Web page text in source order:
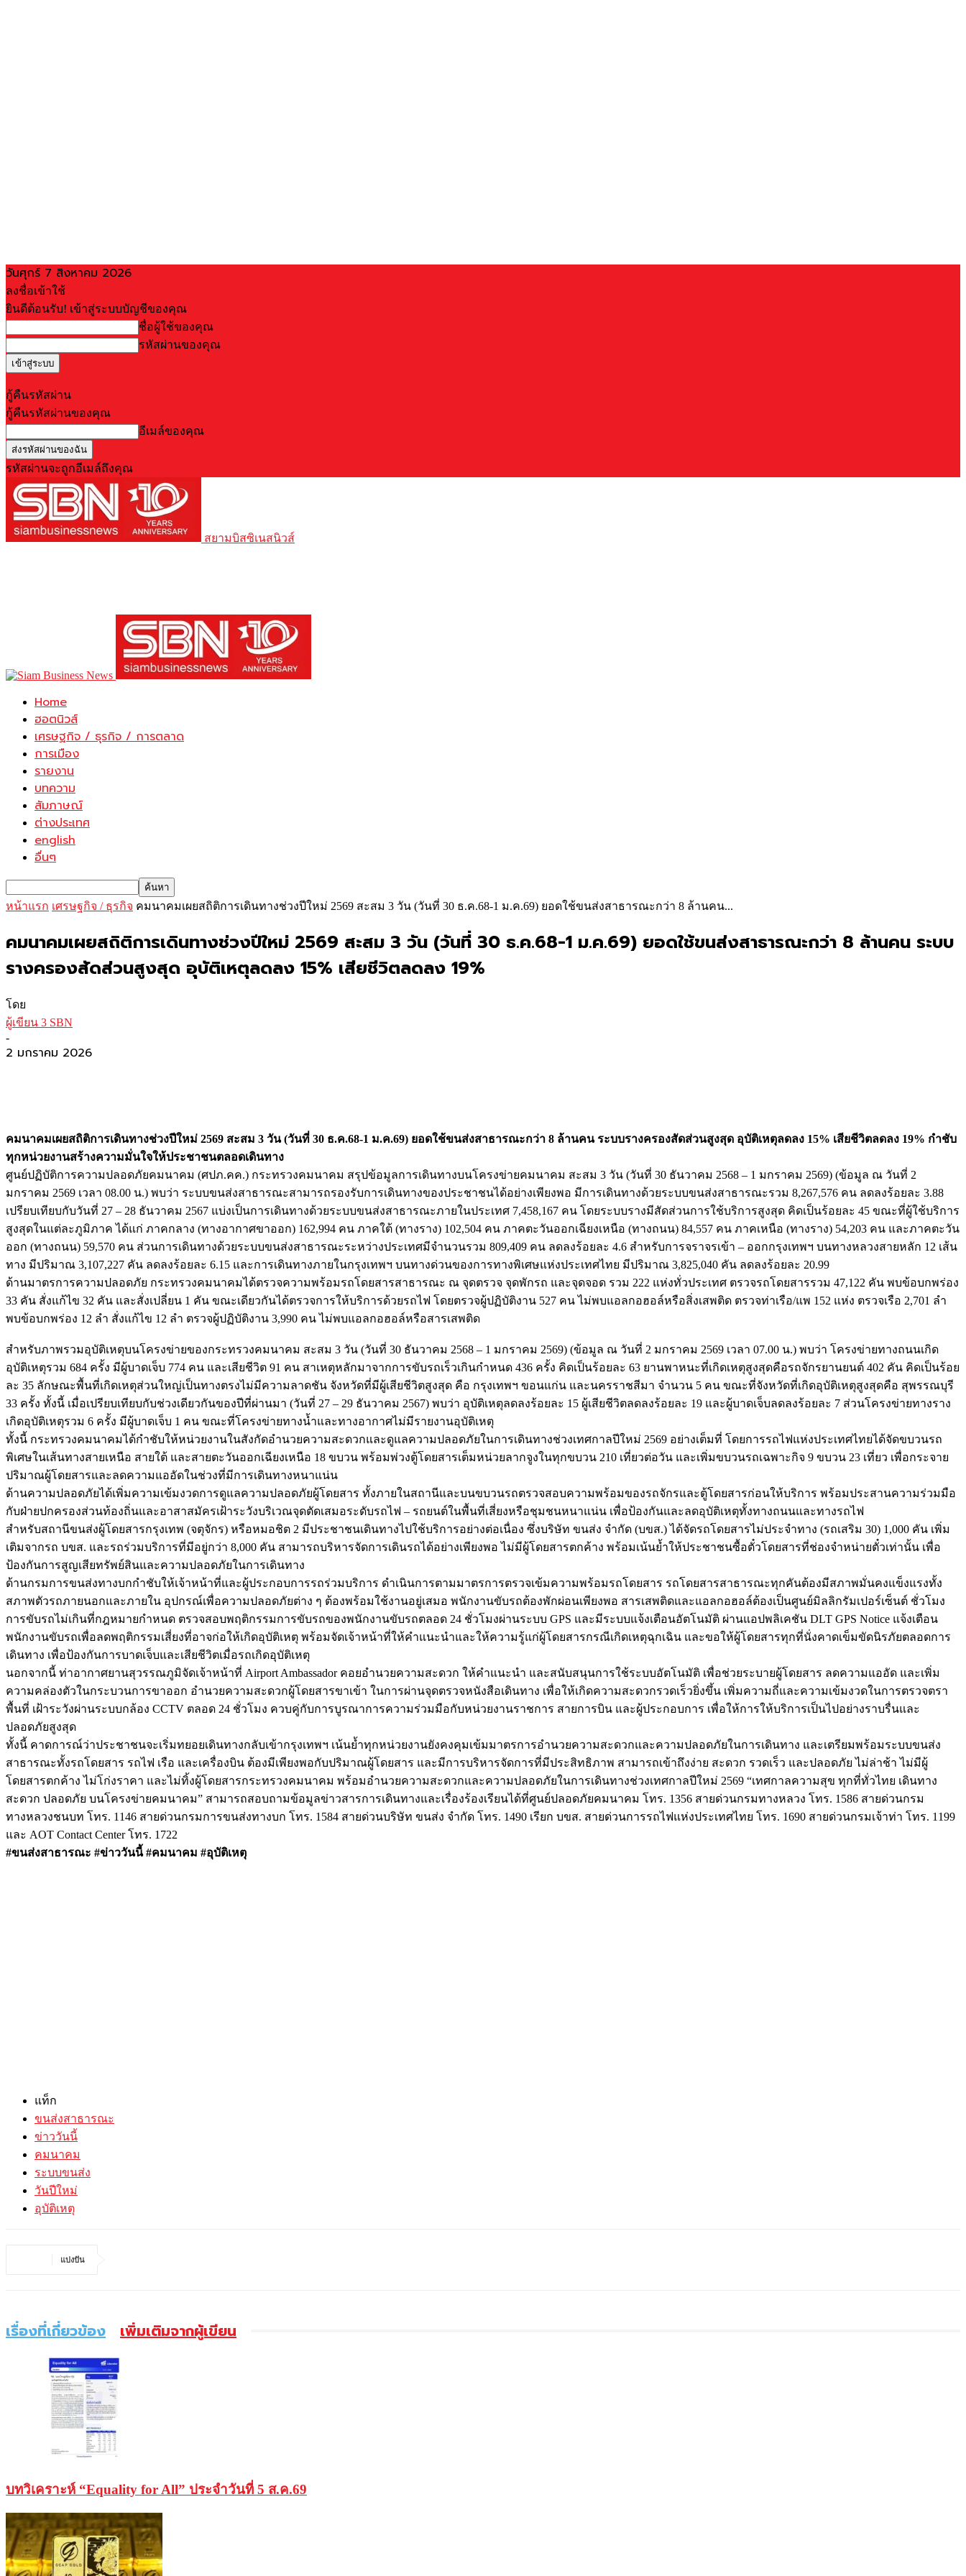
วันศุกร์ 7 สิงหาคม 2026
ลงชื่อเข้าใช้
ยินดีต้อนรับ! เข้าสู่ระบบบัญชีของคุณ
ชื่อผู้ใช้ของคุณ
รหัสผ่านของคุณ
กู้คืนรหัสผ่าน
กู้คืนรหัสผ่านของคุณ
อีเมล์ของคุณ
รหัสผ่านจะถูกอีเมล์ถึงคุณ
สยามบิสซิเนสนิวส์
Home
ฮอตนิวส์
เศรษฐกิจ / ธุรกิจ / การตลาด
การเมือง
รายงาน
บทความ
สัมภาษณ์
ต่างประเทศ
english
อื่นๆ
หน้าแรก เศรษฐกิจ / ธุรกิจ คมนาคมเผยสถิติการเดินทางช่วงปีใหม่ 2569 สะสม 3 วัน (วันที่ 30 ธ.ค.68-1 ม.ค.69) ยอดใช้ขนส่งสาธารณะกว่า 8 ล้านคน...
คมนาคมเผยสถิติการเดินทางช่วงปีใหม่ 2569 สะสม 3 วัน (วันที่ 30 ธ.ค.68-1 ม.ค.69) ยอดใช้ขนส่งสาธารณะกว่า 8 ล้านคน ระบบ
รางครองสัดส่วนสูงสุด อุบัติเหตุลดลง 15% เสียชีวิตลดลง 19%
โดย
ผู้เขียน 3 SBN
-
2 มกราคม 2026
คมนาคมเผยสถิติการเดินทางช่วงปีใหม่ 2569 สะสม 3 วัน (วันที่ 30 ธ.ค.68-1 ม.ค.69) ยอดใช้ขนส่งสาธารณะกว่า 8 ล้านคน ระบบรางครองสัดส่วนสูงสุด อุบัติเหตุลดลง 15% เสียชีวิตลดลง 19% กำชับ
ทุกหน่วยงานสร้างความมั่นใจให้ประชาชนตลอดเดินทาง
ศูนย์ปฏิบัติการความปลอดภัยคมนาคม (ศปภ.คค.) กระทรวงคมนาคม สรุปข้อมูลการเดินทางบนโครงข่ายคมนาคม สะสม 3 วัน (วันที่ 30 ธันวาคม 2568 – 1 มกราคม 2569) (ข้อมูล ณ วันที่ 2
มกราคม 2569 เวลา 08.00 น.) พบว่า ระบบขนส่งสาธารณะสามารถรองรับการเดินทางของประชาชนได้อย่างเพียงพอ มีการเดินทางด้วยระบบขนส่งสาธารณะรวม 8,267,576 คน ลดลงร้อยละ 3.88
เปรียบเทียบกับวันที่ 27 – 28 ธันวาคม 2567 แบ่งเป็นการเดินทางด้วยระบบขนส่งสาธารณะภายในประเทศ 7,458,167 คน โดยระบบรางมีสัดส่วนการใช้บริการสูงสุด คิดเป็นร้อยละ 45 ขณะที่ผู้ใช้บริการ
สูงสุดในแต่ละภูมิภาค ได้แก่ ภาคกลาง (ทางอากาศขาออก) 162,994 คน ภาคใต้ (ทางราง) 102,504 คน ภาคตะวันออกเฉียงเหนือ (ทางถนน) 84,557 คน ภาคเหนือ (ทางราง) 54,203 คน และภาคตะวัน
ออก (ทางถนน) 59,570 คน ส่วนการเดินทางด้วยระบบขนส่งสาธารณะระหว่างประเทศมีจำนวนรวม 809,409 คน ลดลงร้อยละ 4.6 สำหรับการจราจรเข้า – ออกกรุงเทพฯ บนทางหลวงสายหลัก 12 เส้น
ทาง มีปริมาณ 3,107,227 คัน ลดลงร้อยละ 6.15 และการเดินทางภายในกรุงเทพฯ บนทางด่วนของการทางพิเศษแห่งประเทศไทย มีปริมาณ 3,825,040 คัน ลดลงร้อยละ 20.99
ด้านมาตรการความปลอดภัย กระทรวงคมนาคมได้ตรวจความพร้อมรถโดยสารสาธารณะ ณ จุดตรวจ จุดพักรถ และจุดจอด รวม 222 แห่งทั่วประเทศ ตรวจรถโดยสารรวม 47,122 คัน พบข้อบกพร่อง
33 คัน สั่งแก้ไข 32 คัน และสั่งเปลี่ยน 1 คัน ขณะเดียวกันได้ตรวจการให้บริการด้วยรถไฟ โดยตรวจผู้ปฏิบัติงาน 527 คน ไม่พบแอลกอฮอล์หรือสิ่งเสพติด ตรวจท่าเรือ/แพ 152 แห่ง ตรวจเรือ 2,701 ลำ
พบข้อบกพร่อง 12 ลำ สั่งแก้ไข 12 ลำ ตรวจผู้ปฏิบัติงาน 3,990 คน ไม่พบแอลกอฮอล์หรือสารเสพติด
สำหรับภาพรวมอุบัติเหตุบนโครงข่ายของกระทรวงคมนาคม สะสม 3 วัน (วันที่ 30 ธันวาคม 2568 – 1 มกราคม 2569) (ข้อมูล ณ วันที่ 2 มกราคม 2569 เวลา 07.00 น.) พบว่า โครงข่ายทางถนนเกิด
อุบัติเหตุรวม 684 ครั้ง มีผู้บาดเจ็บ 774 คน และเสียชีวิต 91 คน สาเหตุหลักมาจากการขับรถเร็วเกินกำหนด 436 ครั้ง คิดเป็นร้อยละ 63 ยานพาหนะที่เกิดเหตุสูงสุดคือรถจักรยานยนต์ 402 คัน คิดเป็นร้อย
ละ 35 ลักษณะพื้นที่เกิดเหตุส่วนใหญ่เป็นทางตรงไม่มีความลาดชัน จังหวัดที่มีผู้เสียชีวิตสูงสุด คือ กรุงเทพฯ ขอนแก่น และนครราชสีมา จำนวน 5 คน ขณะที่จังหวัดที่เกิดอุบัติเหตุสูงสุดคือ สุพรรณบุรี
33 ครั้ง ทั้งนี้ เมื่อเปรียบเทียบกับช่วงเดียวกันของปีที่ผ่านมา (วันที่ 27 – 29 ธันวาคม 2567) พบว่า อุบัติเหตุลดลงร้อยละ 15 ผู้เสียชีวิตลดลงร้อยละ 19 และผู้บาดเจ็บลดลงร้อยละ 7 ส่วนโครงข่ายทางราง
เกิดอุบัติเหตุรวม 6 ครั้ง มีผู้บาดเจ็บ 1 คน ขณะที่โครงข่ายทางน้ำและทางอากาศไม่มีรายงานอุบัติเหตุ
ทั้งนี้ กระทรวงคมนาคมได้กำชับให้หน่วยงานในสังกัดอำนวยความสะดวกและดูแลความปลอดภัยในการเดินทางช่วงเทศกาลปีใหม่ 2569 อย่างเต็มที่ โดยการรถไฟแห่งประเทศไทยได้จัดขบวนรถ
พิเศษในเส้นทางสายเหนือ สายใต้ และสายตะวันออกเฉียงเหนือ 18 ขบวน พร้อมพ่วงตู้โดยสารเต็มหน่วยลากจูงในทุกขบวน 210 เที่ยวต่อวัน และเพิ่มขบวนรถเฉพาะกิจ 9 ขบวน 23 เที่ยว เพื่อกระจาย
ปริมาณผู้โดยสารและลดความแออัดในช่วงที่มีการเดินทางหนาแน่น
ด้านความปลอดภัยได้เพิ่มความเข้มงวดการดูแลความปลอดภัยผู้โดยสาร ทั้งภายในสถานีและบนขบวนรถตรวจสอบความพร้อมของรถจักรและตู้โดยสารก่อนให้บริการ พร้อมประสานความร่วมมือ
กับฝ่ายปกครองส่วนท้องถิ่นและอาสาสมัครเฝ้าระวังบริเวณจุดตัดเสมอระดับรถไฟ – รถยนต์ในพื้นที่เสี่ยงหรือชุมชนหนาแน่น เพื่อป้องกันและลดอุบัติเหตุทั้งทางถนนและทางรถไฟ
สำหรับสถานีขนส่งผู้โดยสารกรุงเทพ (จตุจักร) หรือหมอชิต 2 มีประชาชนเดินทางไปใช้บริการอย่างต่อเนื่อง ซึ่งบริษัท ขนส่ง จำกัด (บขส.) ได้จัดรถโดยสารไม่ประจำทาง (รถเสริม 30) 1,000 คัน เพิ่ม
เติมจากรถ บขส. และรถร่วมบริการที่มีอยู่กว่า 8,000 คัน สามารถบริหารจัดการเดินรถได้อย่างเพียงพอ ไม่มีผู้โดยสารตกค้าง พร้อมเน้นย้ำให้ประชาชนซื้อตั๋วโดยสารที่ช่องจำหน่ายตั๋วเท่านั้น เพื่อ
ป้องกันการสูญเสียทรัพย์สินและความปลอดภัยในการเดินทาง
ด้านกรมการขนส่งทางบกกำชับให้เจ้าหน้าที่และผู้ประกอบการรถร่วมบริการ ดำเนินการตามมาตรการตรวจเข้มความพร้อมรถโดยสาร รถโดยสารสาธารณะทุกคันต้องมีสภาพมั่นคงแข็งแรงทั้ง
สภาพตัวรถภายนอกและภายใน อุปกรณ์เพื่อความปลอดภัยต่าง ๆ ต้องพร้อมใช้งานอยู่เสมอ พนักงานขับรถต้องพักผ่อนเพียงพอ สารเสพติดและแอลกอฮอล์ต้องเป็นศูนย์มิลลิกรัมเปอร์เซ็นต์ ชั่วโมง
การขับรถไม่เกินที่กฎหมายกำหนด ตรวจสอบพฤติกรรมการขับรถของพนักงานขับรถตลอด 24 ชั่วโมงผ่านระบบ GPS และมีระบบแจ้งเตือนอัตโนมัติ ผ่านแอปพลิเคชัน DLT GPS Notice แจ้งเตือน
พนักงานขับรถเพื่อลดพฤติกรรมเสี่ยงที่อาจก่อให้เกิดอุบัติเหตุ พร้อมจัดเจ้าหน้าที่ให้คำแนะนำและให้ความรู้แก่ผู้โดยสารกรณีเกิดเหตุฉุกเฉิน และขอให้ผู้โดยสารทุกที่นั่งคาดเข็มขัดนิรภัยตลอดการ
เดินทาง เพื่อป้องกันการบาดเจ็บและเสียชีวิตเมื่อรถเกิดอุบัติเหตุ
นอกจากนี้ ท่าอากาศยานสุวรรณภูมิจัดเจ้าหน้าที่ Airport Ambassador คอยอำนวยความสะดวก ให้คำแนะนำ และสนับสนุนการใช้ระบบอัตโนมัติ เพื่อช่วยระบายผู้โดยสาร ลดความแออัด และเพิ่ม
ความคล่องตัวในกระบวนการขาออก อำนวยความสะดวกผู้โดยสารขาเข้า ในการผ่านจุดตรวจหนังสือเดินทาง เพื่อให้เกิดความสะดวกรวดเร็วยิ่งขึ้น เพิ่มความถี่และความเข้มงวดในการตรวจตรา
พื้นที่ เฝ้าระวังผ่านระบบกล้อง CCTV ตลอด 24 ชั่วโมง ควบคู่กับการบูรณาการความร่วมมือกับหน่วยงานราชการ สายการบิน และผู้ประกอบการ เพื่อให้การให้บริการเป็นไปอย่างราบรื่นและ
ปลอดภัยสูงสุด
ทั้งนี้ คาดการณ์ว่าประชาชนจะเริ่มทยอยเดินทางกลับเข้ากรุงเทพฯ เน้นย้ำทุกหน่วยงานยังคงคุมเข้มมาตรการอำนวยความสะดวกและความปลอดภัยในการเดินทาง และเตรียมพร้อมระบบขนส่ง
สาธารณะทั้งรถโดยสาร รถไฟ เรือ และเครื่องบิน ต้องมีเพียงพอกับปริมาณผู้โดยสาร และมีการบริหารจัดการที่มีประสิทธิภาพ สามารถเข้าถึงง่าย สะดวก รวดเร็ว และปลอดภัย ไม่ล่าช้า ไม่มีผู้
โดยสารตกค้าง ไม่โก่งราคา และไม่ทิ้งผู้โดยสารกระทรวงคมนาคม พร้อมอำนวยความสะดวกและความปลอดภัยในการเดินทางช่วงเทศกาลปีใหม่ 2569 “เทศกาลความสุข ทุกที่ทั่วไทย เดินทาง
สะดวก ปลอดภัย บนโครงข่ายคมนาคม” สามารถสอบถามข้อมูลข่าวสารการเดินทางและเรื่องร้องเรียนได้ที่ศูนย์ปลอดภัยคมนาคม โทร. 1356 สายด่วนกรมทางหลวง โทร. 1586 สายด่วนกรม
ทางหลวงชนบท โทร. 1146 สายด่วนกรมการขนส่งทางบก โทร. 1584 สายด่วนบริษัท ขนส่ง จำกัด โทร. 1490 เรียก บขส. สายด่วนการรถไฟแห่งประเทศไทย โทร. 1690 สายด่วนกรมเจ้าท่า โทร. 1199
และ AOT Contact Center โทร. 1722
#ขนส่งสาธารณะ #ข่าววันนี้ #คมนาคม #อุบัติเหตุ
แท็ก
ขนส่งสาธารณะ
ข่าววันนี้
คมนาคม
ระบบขนส่ง
วันปีใหม่
อุบัติเหตุ
แบ่งปัน
เรื่องที่เกี่ยวข้อง เพิ่มเติมจากผู้เขียน
บทวิเคราะห์ “Equality for All” ประจำวันที่ 5 ส.ค.69